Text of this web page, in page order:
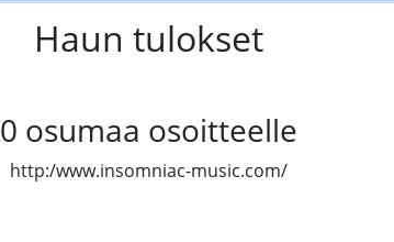
Haun tulokset
0 osumaa osoitteelle
http:/www.insomniac-music.com/